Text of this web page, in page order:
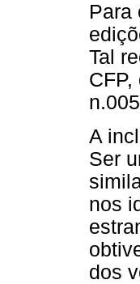
Para
Tal
A
Ser
nos
dos